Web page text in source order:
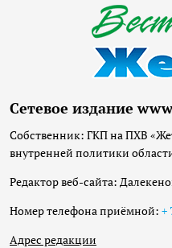
Сетевое издание
Собственник: ГКП на ПХВ
внутренней политики
Редактор веб-сайта:
Номер телефона приёмной: +
Адрес редакции